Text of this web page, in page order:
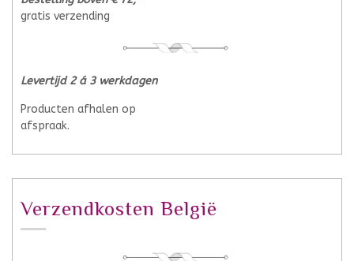
gratis verzending
Levertijd 2 á 3 werkdagen
Producten afhalen op
afspraak.
Verzendkosten België